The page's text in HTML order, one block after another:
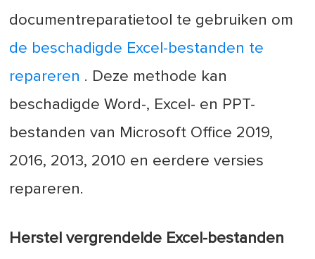
documentreparatietool te gebruiken om
de beschadigde Excel-bestanden te
repareren . Deze methode kan
beschadigde Word-, Excel- en PPT-
bestanden van Microsoft Office 2019,
2016, 2013, 2010 en eerdere versies
repareren.
Herstel vergrendelde Excel-bestanden